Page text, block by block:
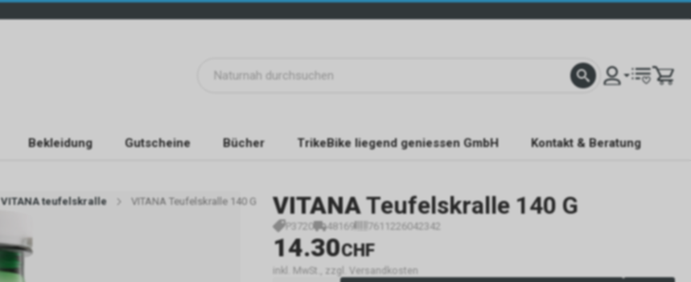
Bekleidung Gutscheine Bücher TrikeBike liegend geniessen GmbH Kontakt & Beratung
VITANA teufelskralle VITANA Teufelskralle 140 G VITANATeufelskralle 140 G
P3720 48169 7611226042342
14.30CHF
inkl. MwSt., zzgl. Versandkosten